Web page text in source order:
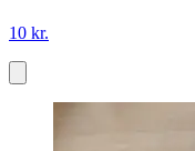
10 kr.